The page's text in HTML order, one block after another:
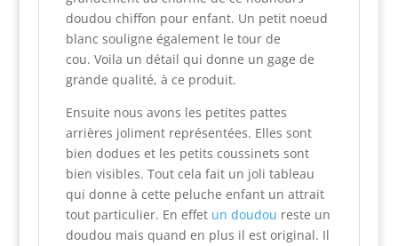
doudou chiffon pour enfant. Un petit noeud
blanc souligne également le tour de
cou. Voila un détail qui donne un gage de
grande qualité, à ce produit.
Ensuite nous avons les petites pattes
arrières joliment représentées. Elles sont
bien dodues et les petits coussinets sont
bien visibles. Tout cela fait un joli tableau
qui donne à cette peluche enfant un attrait
tout particulier. En effet un doudou reste un
doudou mais quand en plus il est original. Il